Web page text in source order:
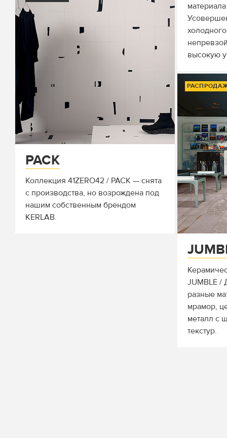
высокую
PACK
Коллекция 41ZERO42 / PACK — снята
с производства, но возрождена под
нашим собственным брендом
KERLAB .
JUMBLE
разные
мрамор,
металл с
текстур.